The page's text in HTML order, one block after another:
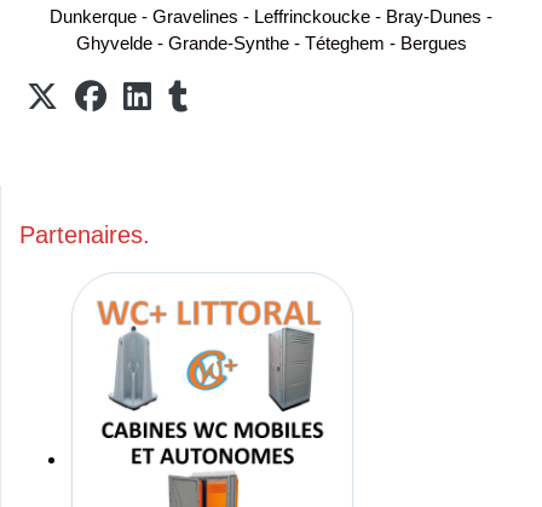
Dunkerque - Gravelines - Leffrinckoucke - Bray-Dunes -
Ghyvelde - Grande-Synthe - Téteghem - Bergues
Partenaires